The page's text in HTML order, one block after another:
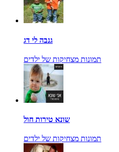
גנבה לי דג
תמונות מצחיקות של ילדים
שונא טירות חול
תמונות מצחיקות של ילדים